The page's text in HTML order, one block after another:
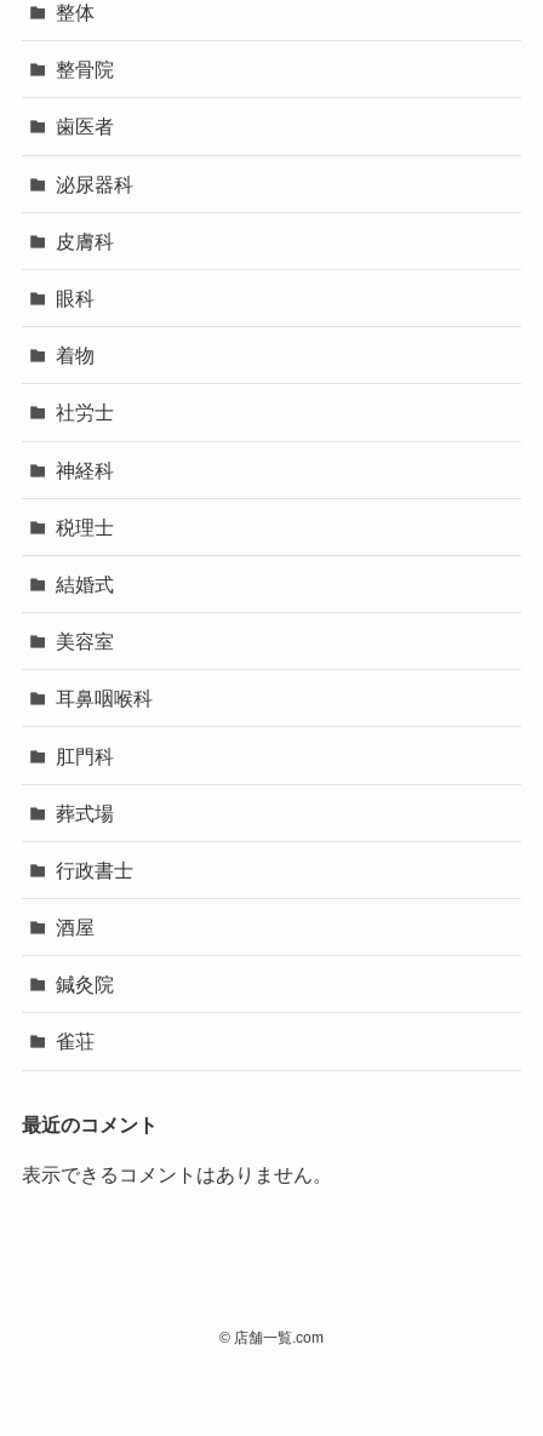
整体
整骨院
歯医者
泌尿器科
皮膚科
眼科
着物
社労士
神経科
税理士
結婚式
美容室
耳鼻咽喉科
肛門科
葬式場
行政書士
酒屋
鍼灸院
雀荘
最近のコメント
表示できるコメントはありません。
© 店舗一覧.com